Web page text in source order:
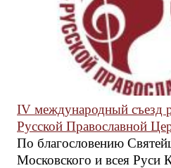
IV международный съезд
Русской Православной
По благословению
Московского и всея